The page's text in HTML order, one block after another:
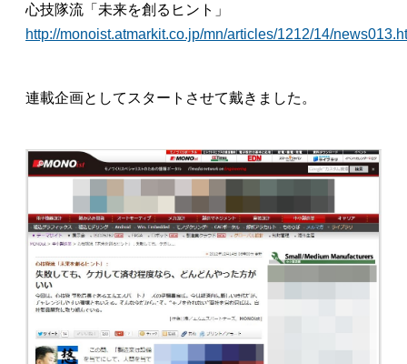
心技隊流「未来を創るヒント」
http://monoist.atmarkit.co.jp/mn/articles/1212/14/
連載企画としてスタートさせて戴きました。